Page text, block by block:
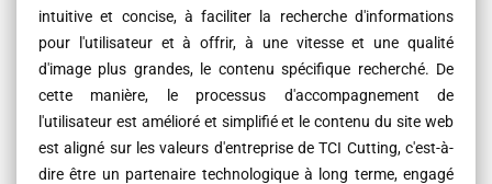
intuitive et concise, à faciliter la recherche d'informations
pour l'utilisateur et à offrir, à une vitesse et une qualité
d'image plus grandes, le contenu spécifique recherché. De
cette manière, le processus d'accompagnement de
l'utilisateur est amélioré et simplifié et le contenu du site web
est aligné sur les valeurs d'entreprise de TCI Cutting, c'est-à-
dire être un partenaire technologique à long terme, engagé